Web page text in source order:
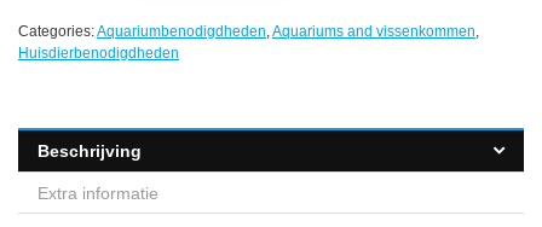
Categories:Aquariumbenodigdheden,Aquariums and vissenkommen,
Huisdierbenodigdheden
Beschrijving
Extra informatie